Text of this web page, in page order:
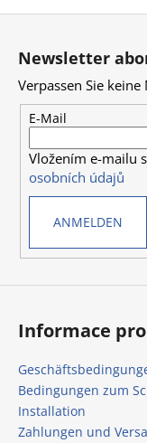
F
Newsletter
Verpassen Sie
E-Mail
Vložením e-mailu
osobních údajů
ANMELDEN
Informace
Bedingungen zum
Installation
Zahlungen und